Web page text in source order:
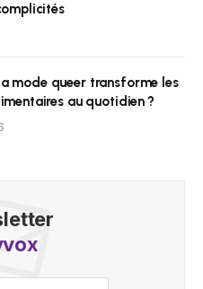
mode queer transforme les
au quotidien ?